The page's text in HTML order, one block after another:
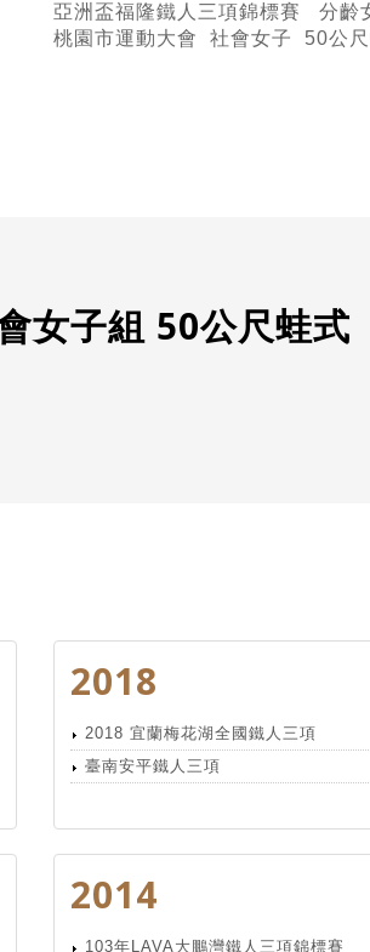
亞洲盃福隆鐵人三項錦標賽 分齡
桃園市運動大會 社會女子 50公
女子組 50公尺蛙式
2018
2018 宜蘭梅花湖全國鐵人三項
臺南安平鐵人三項
2014
103年LAVA大鵬灣鐵人三項錦標賽